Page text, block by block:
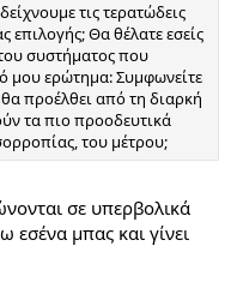
τις τερατώδεις
επιλογής; Θα θέλατε εσείς
συστήματος που
μου ερώτημα: Συμφωνείτε
προέλθει από τη διαρκή
τα πιο προοδευτικά
του μέτρου;
σε υπερβολικά
εσένα μπας και γίνει